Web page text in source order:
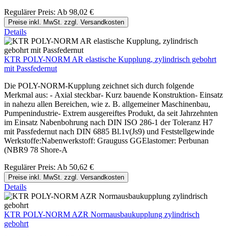
Regulärer Preis: Ab 98,02 €
Preise inkl. MwSt. zzgl. Versandkosten
Details
KTR POLY-NORM AR elastische Kupplung, zylindrisch gebohrt
mit Passfedernut
Die POLY-NORM-Kupplung zeichnet sich durch folgende
Merkmal aus: - Axial steckbar- Kurz bauende Konstruktion- Einsatz
in nahezu allen Bereichen, wie z. B. allgemeiner Maschinenbau,
Pumpenindustrie- Extrem ausgereiftes Produkt, da seit Jahrzehnten
im Einsatz Nabenbohrung nach DIN ISO 286-1 der Toleranz H7
mit Passfedernut nach DIN 6885 Bl.1v(Js9) und Feststellgewinde
Werkstoffe:Nabenwerkstoff: Grauguss GGElastomer: Perbunan
(NBR9 78 Shore-A
Regulärer Preis: Ab 50,62 €
Preise inkl. MwSt. zzgl. Versandkosten
Details
KTR POLY-NORM AZR Normausbaukupplung zylindrisch
gebohrt